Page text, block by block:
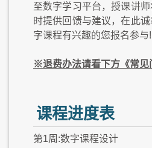
至数字学习平台，授课讲
时提供回馈与建议，在此
字课程有兴趣的您报名参与!
※退费办法请看下方《常见
课程进度表
第1周:数字课程设计